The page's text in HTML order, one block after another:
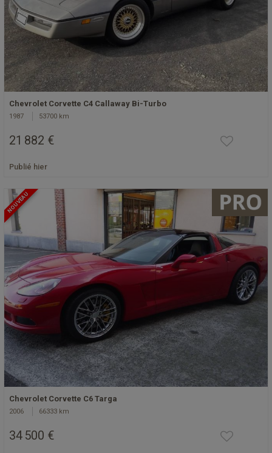
Chevrolet Corvette C4 Callaway Bi-Turbo
1987 53700 km
21 882 €
Publié hier
NOUVEAU
Chevrolet Corvette C6 Targa
2006 66333 km
34 500 €